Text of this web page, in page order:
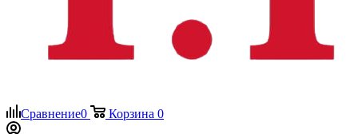
Сравнение0 Корзина 0